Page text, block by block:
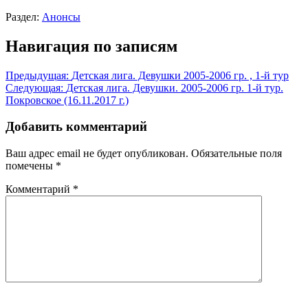
Раздел: Анонсы
Навигация по записям
Предыдущая: Детская лига. Девушки 2005-2006 гр. , 1-й тур
Следующая: Детская лига. Девушки. 2005-2006 гр. 1-й тур.
Покровское (16.11.2017 г.)
Добавить комментарий
Ваш адрес email не будет опубликован. Обязательные поля
помечены *
Комментарий *